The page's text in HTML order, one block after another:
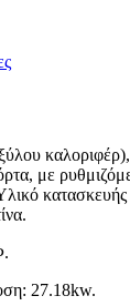
με
27.18kw.